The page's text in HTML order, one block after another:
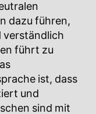
dazu führen,
verständlich
führt zu
ist, dass
und
sind mit